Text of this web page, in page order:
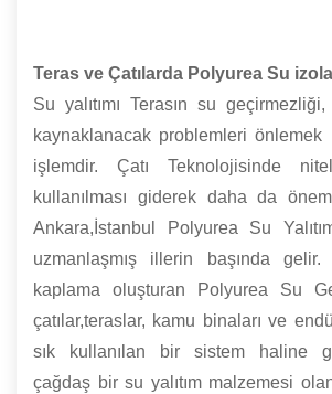
Teras ve Çatılarda Polyurea Su
Su yalıtımı Terasın su
kaynaklanacak problemleri
işlemdir. Çatı Teknolojisinde
kullanılması giderek daha da
Ankara,İstanbul Polyurea Su
uzmanlaşmış illerin başında
kaplama oluşturan Polyurea Su
çatılar,teraslar, kamu binaları ve
sık kullanılan bir sistem haline
çağdaş bir su yalıtım malzemesi